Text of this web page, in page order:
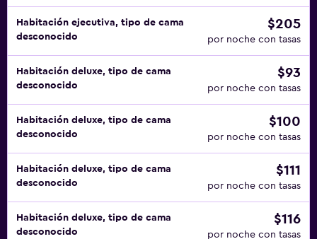
Habitación ejecutiva, tipo de cama
desconocido
$205
por noche con tasas
Habitación deluxe, tipo de cama
desconocido
$93
por noche con tasas
Habitación deluxe, tipo de cama
desconocido
$100
por noche con tasas
Habitación deluxe, tipo de cama
desconocido
$111
por noche con tasas
Habitación deluxe, tipo de cama
desconocido
$116
por noche con tasas